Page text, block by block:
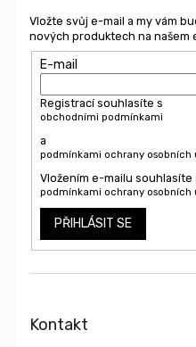
Vložte svůj e-mail a my vám
nových produktech na našem
E-mail
Registrací souhlasíte s
obchodními podmínkami
a
podmínkami ochrany osobních
Vložením e-mailu souhlasíte
podmínkami ochrany osobních
PŘIHLÁSIT SE
Kontakt